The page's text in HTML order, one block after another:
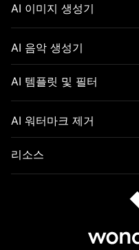
AI 이미지 생성기
AI 음악 생성기
AI 템플릿 및 필터
AI 워터마크 제거
리소스